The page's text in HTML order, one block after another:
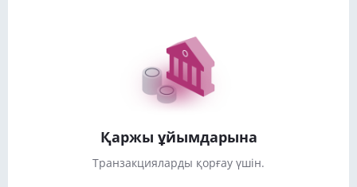
Қаржы ұйымдарына
Транзакцияларды қорғау үшін.